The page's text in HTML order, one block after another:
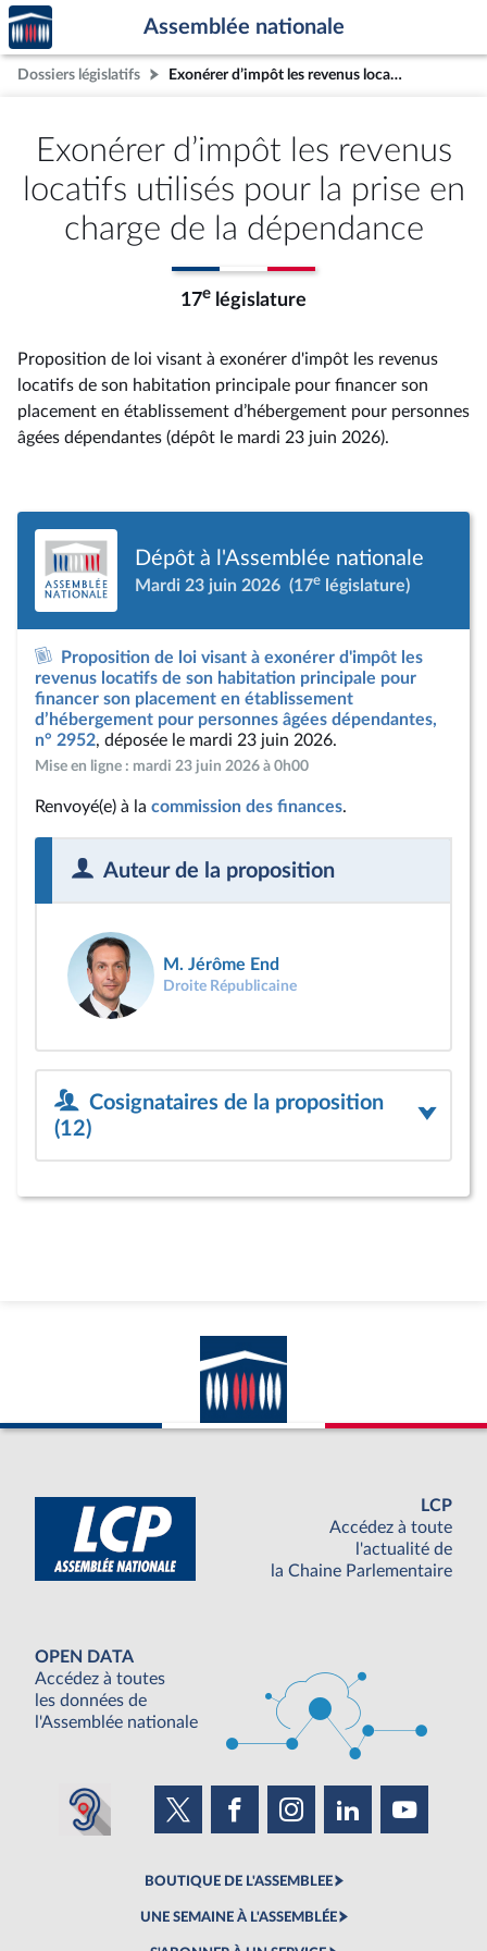
Aller au contenu
Aller en bas de la page
Accèder
à la
page
d'accueil
Assemblée nationale
Dossiers législatifs Exonérer d’impôt les revenus locatifs utilisés pour la prise en charge de la dépendance
Exonérer d’impôt les revenus
locatifs utilisés pour la prise en
charge de la dépendance
17e législature
Proposition de loi visant à exonérer d'impôt les revenus
locatifs de son habitation principale pour financer son
placement en établissement d’hébergement pour personnes
âgées dépendantes (dépôt le mardi 23 juin 2026).
Dépôt à l'Assemblée nationale
Mardi 23 juin 2026 (17e législature)
Proposition de loi visant à exonérer d'impôt les
revenus locatifs de son habitation principale pour
financer son placement en établissement
d’hébergement pour personnes âgées dépendantes,
n° 2952, déposée le mardi 23 juin 2026.
Mise en ligne : mardi 23 juin 2026 à 0h00
Renvoyé(e) à la commission des finances.
Auteur de la proposition
M. Jérôme End
Droite Républicaine
Cosignataires de la proposition
(12)
LCP
Accédez à toute
l'actualité de
la Chaine Parlementaire
OPEN DATA
Accédez à toutes
les données de
l'Assemblée nationale
BOUTIQUE DE L'ASSEMBLEE
UNE SEMAINE À L'ASSEMBLÉE